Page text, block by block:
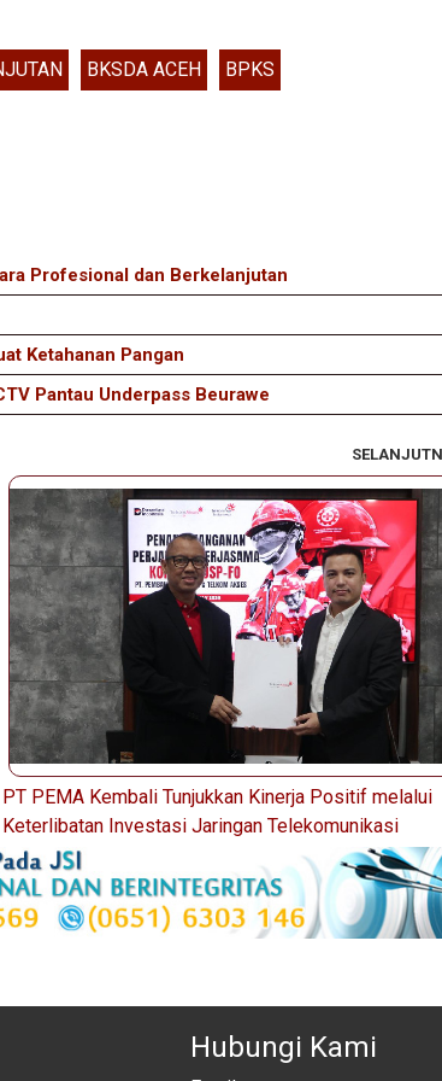
BKSDA ACEH BPKS
Profesional dan Berkelanjutan
Ketahanan Pangan
Pantau Underpass Beurawe
PT PEMA Kembali Tunjukkan Kinerja Positif melalui
Keterlibatan Investasi Jaringan Telekomunikasi
Hubungi Kami